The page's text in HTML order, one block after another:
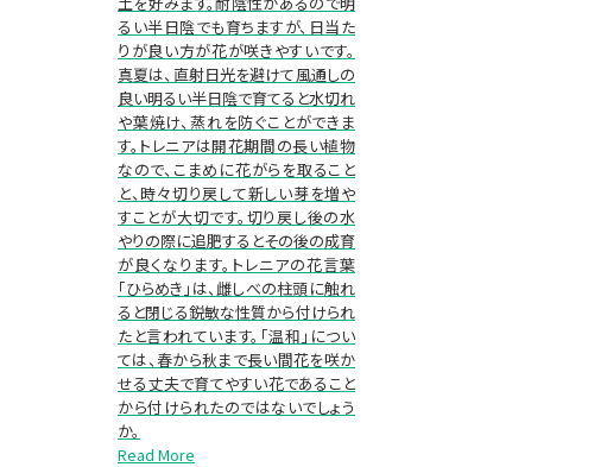
るい半日陰でも育ちますが、日当た
りが良い方が花が咲きやすいです。
真夏は、直射日光を避けて風通しの
良い明るい半日陰で育てると水切れ
や葉焼け、蒸れを防ぐことができま
す。トレニアは開花期間の長い植物
なので、こまめに花がらを取ること
と、時々切り戻して新しい芽を増や
すことが大切です。切り戻し後の水
やりの際に追肥するとその後の成育
が良くなります。トレニアの花言葉
「ひらめき」は、雌しべの柱頭に触れ
ると閉じる鋭敏な性質から付けられ
たと言われています。「温和」につい
ては、春から秋まで長い間花を咲か
せる丈夫で育てやすい花であること
から付けられたのではないでしょう
か。
Read More